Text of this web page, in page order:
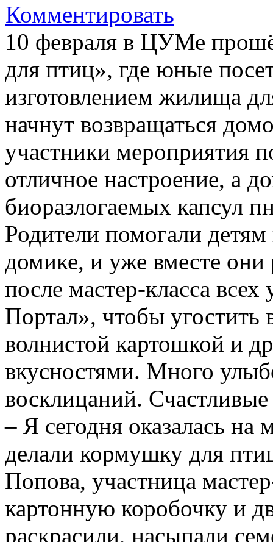
Комментировать
10 февраля в ЦУМе
для птиц», где юные
изготовлением жилища
начнут возвращаться
участники мероприятия
отличное настроение, а
биоразлогаемых капсул
Родители помогали
домике, и уже вместе
после мастер-класса
Портал», чтобы
волнистой картошкой и
вкусностями. Много
восклицаний.
– Я сегодня оказалась
делали кормушку для
Попова, участница
картонную коробочку и
раскрасили, насыпали